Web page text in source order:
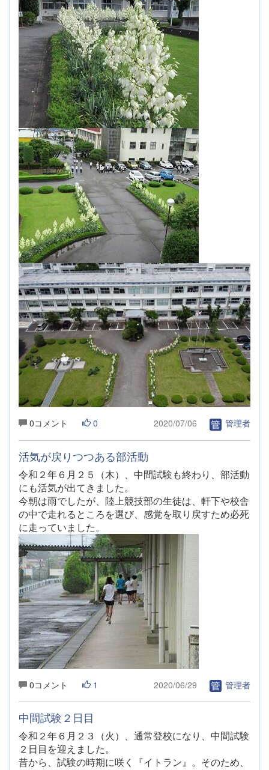
0コメント 0 2020/07/06 管理者
活気が戻りつつある部活動
令和２年６月２５（木） 、中間試験も終わり、部活動
にも活気が出てきました。
今朝は雨でしたが、陸上競技部の生徒は、軒下や校舎
の中で走れるところを選び、感覚を取り戻すため必死
に走っていました。
0コメント 1 2020/06/29 管理者
中間試験２日目
令和２年６月２３（火） 、通常登校になり、中間試験
２日目を迎えました。
昔から、試験の時期に咲く『イトラン』。そのため、